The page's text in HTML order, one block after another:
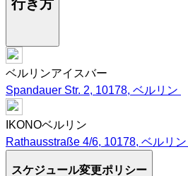
行き方
ベルリンアイスバー
Spandauer Str. 2, 10178, ベルリン
IKONOベルリン
Rathausstraße 4/6, 10178, ベルリン
スケジュール変更ポリシー